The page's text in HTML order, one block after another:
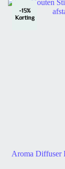
-15%
Korting
Aroma Diffuser